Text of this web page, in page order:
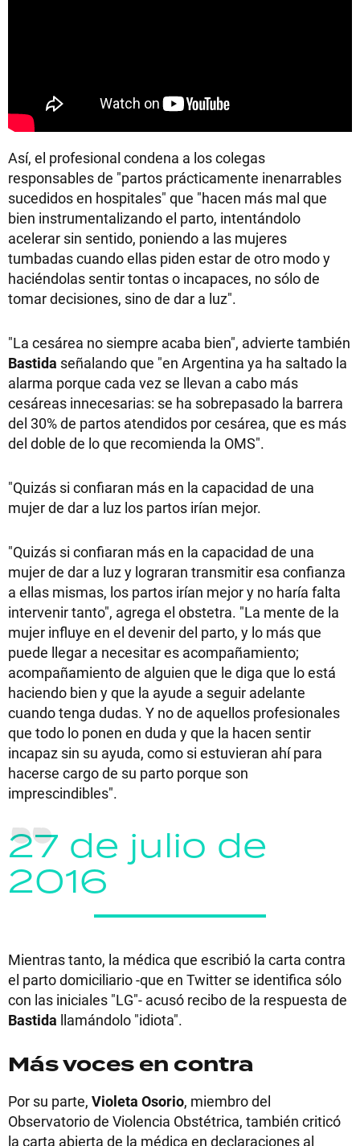
Así, el profesional condena a los colegas
responsables de "partos prácticamente inenarrables
sucedidos en hospitales" que "hacen más mal que
bien instrumentalizando el parto, intentándolo
acelerar sin sentido, poniendo a las mujeres
tumbadas cuando ellas piden estar de otro modo y
haciéndolas sentir tontas o incapaces, no sólo de
tomar decisiones, sino de dar a luz".
"La cesárea no siempre acaba bien", advierte también
Bastida señalando que "en Argentina ya ha saltado la
alarma porque cada vez se llevan a cabo más
cesáreas innecesarias: se ha sobrepasado la barrera
del 30% de partos atendidos por cesárea, que es más
del doble de lo que recomienda la OMS".
"Quizás si confiaran más en la capacidad de una
mujer de dar a luz los partos irían mejor.
"Quizás si confiaran más en la capacidad de una
mujer de dar a luz y lograran transmitir esa confianza
a ellas mismas, los partos irían mejor y no haría falta
intervenir tanto", agrega el obstetra. "La mente de la
mujer influye en el devenir del parto, y lo más que
puede llegar a necesitar es acompañamiento;
acompañamiento de alguien que le diga que lo está
haciendo bien y que la ayude a seguir adelante
cuando tenga dudas. Y no de aquellos profesionales
que todo lo ponen en duda y que la hacen sentir
incapaz sin su ayuda, como si estuvieran ahí para
hacerse cargo de su parto porque son
imprescindibles".
27 de julio de
2016
Mientras tanto, la médica que escribió la carta contra
el parto domiciliario -que en Twitter se identifica sólo
con las iniciales "LG"- acusó recibo de la respuesta de
Bastida llamándolo "idiota".
Más voces en contra
Por su parte, Violeta Osorio, miembro del
Observatorio de Violencia Obstétrica, también criticó
la carta abierta de la médica en declaraciones al